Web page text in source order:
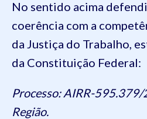
No sentido acima
coerência com a
da Justiça do Trabalho,
da Constituição Federal:
Processo: AIRR-595.379/
Região.